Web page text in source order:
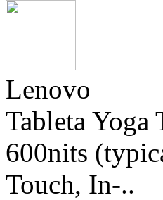
Lenovo
Tableta
600nits
Touch, In-..